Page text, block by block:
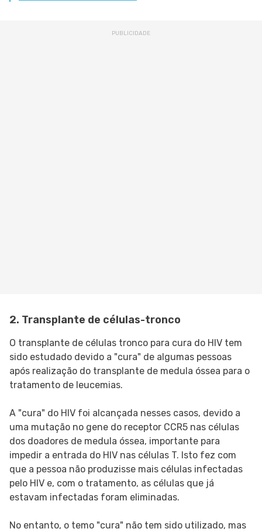
2. Transplante de células-tronco
O transplante de células tronco para cura do HIV tem
sido estudado devido a "cura" de algumas pessoas
após realização do transplante de medula óssea para o
tratamento de leucemias.
A "cura" do HIV foi alcançada nesses casos, devido a
uma mutação no gene do receptor CCR5 nas células
dos doadores de medula óssea, importante para
impedir a entrada do HIV nas células T. Isto fez com
que a pessoa não produzisse mais células infectadas
pelo HIV e, com o tratamento, as células que já
estavam infectadas foram eliminadas.
No entanto, o temo "cura" não tem sido utilizado, mas